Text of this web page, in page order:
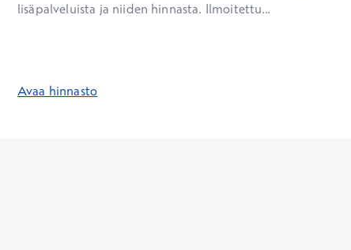
lisäpalveluista ja niiden hinnasta. Ilmoitettu...
Avaa hinnasto